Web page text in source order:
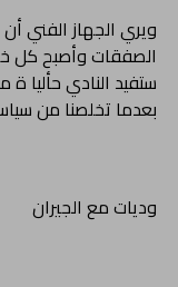
ويري الجهاز الفني
الصفقات وأصبح كل
ستفيد النادي حأليا
بعدما تخلصنا من
وديات مع الجيران